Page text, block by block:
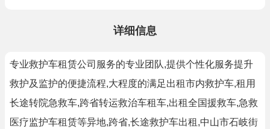
详细信息
专业救护车租赁公司服务的专业团队,提供个性化服务提升
救护及监护的便捷流程,大程度的满足出租市内救护车,租用
长途转院急救车,跨省转运救治车租车,出租全国援救车,急救
医疗监护车租赁等异地,跨省,长途救护车出租,中山市石岐街